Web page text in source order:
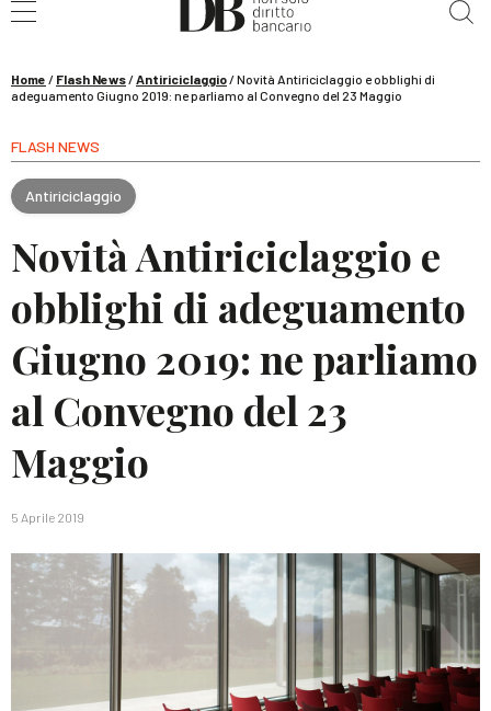
WEBINAR / 1° Ottobre
La riforma del sistema sanzionatorio del TUF
Home / Flash News/Antiriciclaggio/Novità Antiriciclaggio e obblighi di
adeguamento Giugno 2019: ne parliamo al Convegno del 23 Maggio
FLASH NEWS
Antiriciclaggio
Novità Antiriciclaggio e
obblighi di adeguamento
Giugno 2019: ne parliamo
al Convegno del 23
Maggio
5 Aprile 2019